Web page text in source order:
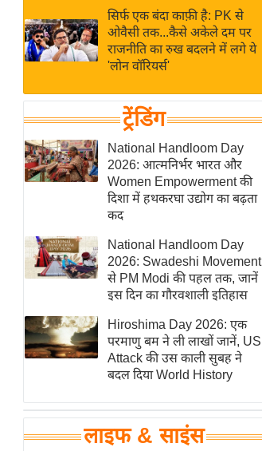
ई-पेपर
मिसाल बेमिसाल
शख्सियत
यंग इंडिया
साहित्य जगत
ऑटो वर्ल्ड
न्यूज ब्रीफ
मनोरंजन जगत
बॉलीवुड
हॉलीवुड
फिल्म समीक्षा
Breaking
News
लाइफस्टाइल
टेक्नॉलॉजी
घरेलू नुस्खे
पर्यटन स्थल
सिर्फ एक बंदा काफ़ी है: PK से
ओवैसी तक...कैसे अकेले दम पर
राजनीति का रुख बदलने में लगे ये
'लोन वॉरियर्स'
ट्रेंडिंग
National Handloom Day
2026: आत्मनिर्भर भारत और
Women Empowerment की
दिशा में हथकरघा उद्योग का बढ़ता
कद
National Handloom Day
2026: Swadeshi Movement
से PM Modi की पहल तक, जानें
इस दिन का गौरवशाली इतिहास
Hiroshima Day 2026: एक
परमाणु बम ने ली लाखों जानें, US
Attack की उस काली सुबह ने
बदल दिया World History
लाइफ & साइंस